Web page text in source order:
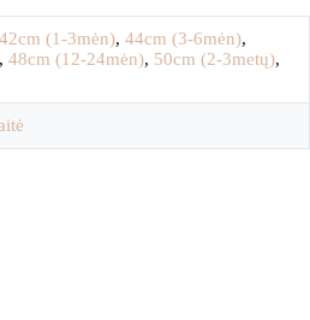
42cm (1-3mėn), 44cm (3-6mėn),
, 48cm (12-24mėn), 50cm (2-3metų),